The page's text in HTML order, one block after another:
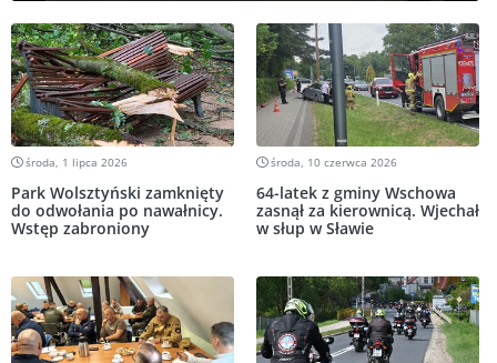
środa, 1 lipca 2026
Park Wolsztyński zamknięty
do odwołania po nawałnicy.
Wstęp zabroniony
środa, 10 czerwca 2026
64-latek z gminy Wschowa
zasnął za kierownicą. Wjechał
w słup w Sławie